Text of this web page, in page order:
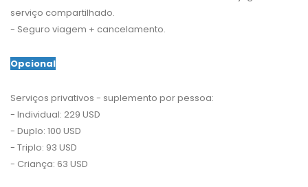
serviço compartilhado.
- Seguro viagem + cancelamento.
Opcional
Serviços privativos - suplemento por pessoa:
- Individual: 229 USD
- Duplo: 100 USD
- Triplo: 93 USD
- Criança: 63 USD